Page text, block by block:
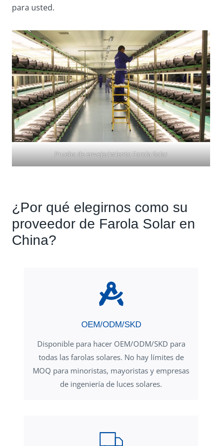
para usted.
Prueba de envejecimiento Farola Solar
¿Por qué elegirnos como su
proveedor de Farola Solar en
China?
OEM/ODM/SKD
Disponible para hacer OEM/ODM/SKD para
todas las farolas solares. No hay límites de
MOQ para minoristas, mayoristas y empresas
de ingeniería de luces solares.